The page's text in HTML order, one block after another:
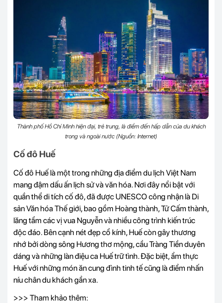
Thành phố Hồ Chí Minh hiện đại, trẻ trung, là điểm đến hấp dẫn của du khách
trong và ngoài nước (Nguồn: Internet)
Cố đô Huế
Cố đô Huế là một trong những địa điểm du lịch Việt Nam
mang đậm dấu ấn lịch sử và văn hóa. Nơi đây nổi bật với
quần thể di tích cố đô, đã được UNESCO công nhận là Di
sản Văn hóa Thế giới, bao gồm Hoàng thành, Tử Cấm thành,
lăng tẩm các vị vua Nguyễn và nhiều công trình kiến trúc
độc đáo. Bên cạnh nét đẹp cổ kính, Huế còn gây thương
nhớ bởi dòng sông Hương thơ mộng, cầu Tràng Tiền duyên
dáng và những làn điệu ca Huế trữ tình. Đặc biệt, ẩm thực
Huế với những món ăn cung đình tinh tế cũng là điểm nhấn
níu chân du khách gần xa.
>>> Tham khảo thêm: